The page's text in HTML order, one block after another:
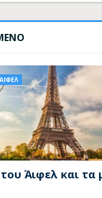
Άιφελ και τα